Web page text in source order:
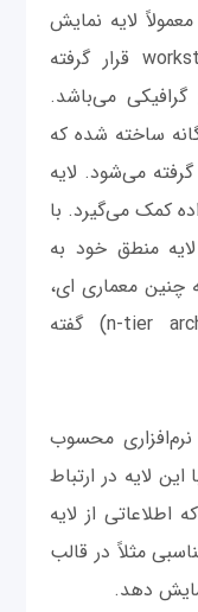
لایه نمایش
بر روی کامپیوتر شخصی یا workstation قرار گرفته
می‌باشد.
ساخته شده که
می‌شود. لایه
کمک می‌گیرد. با
منطق خود به
چنین معماری ای،
معماری چند صفحه‌ای (n-tier architecture) گفته
نرم‌افزاری محسوب
لایه در ارتباط
از لایه
مثلاً در قالب
دهد.